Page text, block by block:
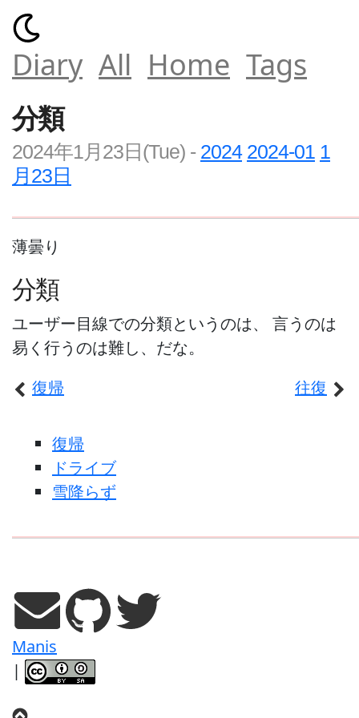
Diary All Home Tags
分類
2024年1月23日(Tue) - 2024 2024-01 1
月23日
薄曇り
分類
ユーザー目線での分類というのは、 言うのは
易く行うのは難し、だな。
復帰
往復
復帰
ドライブ
雪降らず
Manis
|